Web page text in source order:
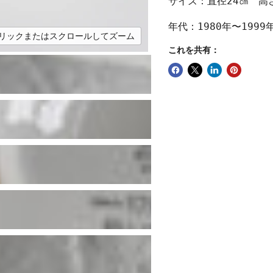
ックまたはスクロールしてズーム
年代：1980年〜1999
これを共有：